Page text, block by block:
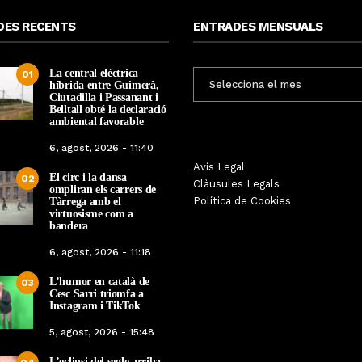
RECENTS
01
La central elèctrica
híbrida entre Guimerà,
Ciutadilla i Passanant i
Belltall obté la declaració
ambiental favorable
6, agost, 2026 - 11:40
02
El circ i la dansa
ompliran els carrers de
Tàrrega amb el
virtuosisme com a
bandera
6, agost, 2026 - 11:18
03
L’humor en català de
Cesc Sarri triomfa a
Instagram i TikTok
5, agost, 2026 - 15:48
ENTRADES MENSUALS
MENSUALS
Avís Legal
Clàusules Legals
Política de Cookies
Les Gastrosàvies protagonitzen
una gran trobada al Món Sant
Benet que referma el valor de la
cuina tradicional
27, novembre, 2025 - 08:28
protagonista de la
Cinema Espiritual de